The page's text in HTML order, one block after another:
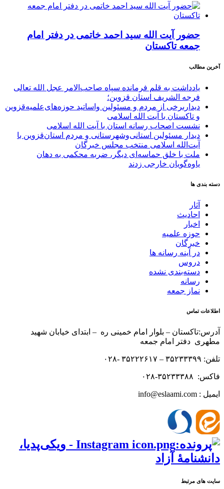
حضور آیت الله سید احمد خاتمی در دفتر امام
جمعه تاکستان
آخرین مطالب
یادداشت به قلم فرمانده سپاه صاحب‌الامر عجل الله تعالی
فرجه الشریف استان قزوین؛
دیداربرخی از مردم و مسئولین واساتید حوزه‌های‌علمیه‌قزوین
و تاکستان با آیت الله اسلامی
نشست اصحاب رسانه استان با آیت الله اسلامی
دیدار مسئولین استانی‌وشهرستانی و مردم‌ استان‌قزوین با
آیت‌الله‌ اسلامی منتخب مجلس‌ خبرگان
ملت با خلق حماسه‌ای دیگر، ضربه محکمی به دهان
یاوه‌گویان خارجی زدند
دسته بندی ها
آثار
احادیث
اخبار
حوزه علمیه
خبرگان
در آینه رسانه ها
دروس
دسته‌بندی نشده
رسانه
نماز جمعه
اطلاعات تماس
آدرس:تاکستان – بلوار امام خمینی ره – ابتدای خیابان شهید
مطهری دفتر امام جمعه
تلفن: ۳۵۲۳۳۳۹۹ – ۳۵۲۲۲۶۱۷ -۰۲۸
فاکس: ۳۵۲۳۳۳۸۸-۰۲۸
ایمیل : info@eslaami.com
سایت های مرتبط